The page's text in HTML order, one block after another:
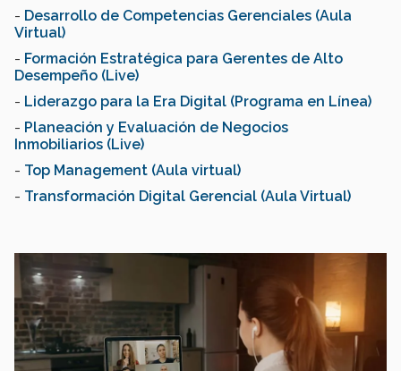
- Desarrollo de Competencias Gerenciales (Aula
Virtual)
- Formación Estratégica para Gerentes de Alto
Desempeño (Live)
- Liderazgo para la Era Digital (Programa en Línea)
- Planeación y Evaluación de Negocios
Inmobiliarios (Live)
- Top Management (Aula virtual)
- Transformación Digital Gerencial (Aula Virtual)